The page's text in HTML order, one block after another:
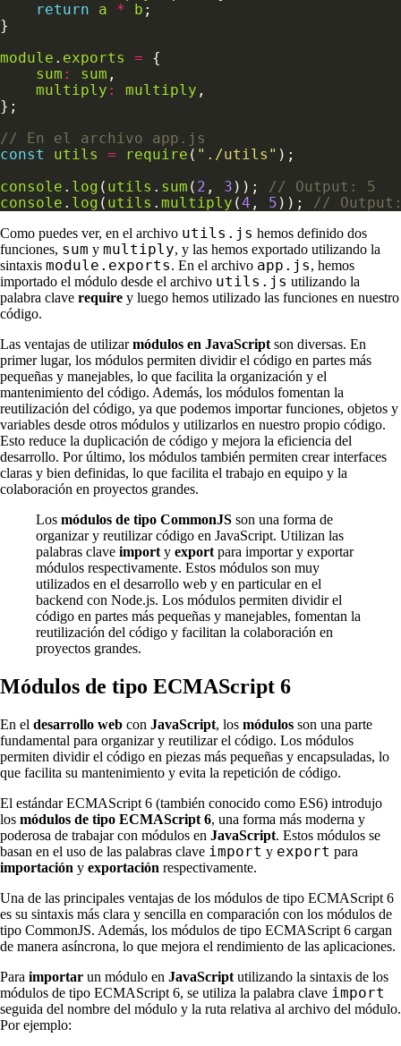
return
a * b
module . exports =
sum : sum
multiply : multiply
const
utils = require ( "./utils"
console . log ( utils . sum ( 2 , 3 ));
console . log ( utils . multiply (4 , 5 ));
Como puedes ver, en el archivo utils.js hemos definido dos
funciones, sum y multiply, y las hemos exportado utilizando la
sintaxis module.exports. En el archivo app.js, hemos
importado el módulo desde el archivo utils.js utilizando la
palabra clave require y luego hemos utilizado las funciones en nuestro
código.
Las ventajas de utilizarmódulos en JavaScript son diversas. En
primer lugar, los módulos permiten dividir el código en partes más
pequeñas y manejables, lo que facilita la organización y el
mantenimiento del código. Además, los módulos fomentan la
reutilización del código, ya que podemos importar funciones, objetos y
variables desde otros módulos y utilizarlos en nuestro propio código.
Esto reduce la duplicación de código y mejora la eficiencia del
desarrollo. Por último, los módulos también permiten crear interfaces
claras y bien definidas, lo que facilita el trabajo en equipo y la
colaboración en proyectos grandes.
Los módulos de tipo CommonJS son una forma de
organizar y reutilizar código en JavaScript. Utilizan las
palabras clave import y export para importar y exportar
módulos respectivamente. Estos módulos son muy
utilizados en el desarrollo web y en particular en el
backend con Node.js. Los módulos permiten dividir el
código en partes más pequeñas y manejables, fomentan la
reutilización del código y facilitan la colaboración en
proyectos grandes.
Módulos de tipo ECMAScript 6
En el desarrollo web con JavaScript, los módulos son una parte
fundamental para organizar y reutilizar el código. Los módulos
permiten dividir el código en piezas más pequeñas y encapsuladas, lo
que facilita su mantenimiento y evita la repetición de código.
El estándar ECMAScript 6 (también conocido como ES6) introdujo
los módulos de tipo ECMAScript 6, una forma más moderna y
poderosa de trabajar con módulos en JavaScript. Estos módulos se
basan en el uso de las palabras clave import y export para
importación y exportación respectivamente.
Una de las principales ventajas de los módulos de tipo ECMAScript 6
es su sintaxis más clara y sencilla en comparación con los módulos de
tipo CommonJS. Además, los módulos de tipo ECMAScript 6 cargan
de manera asíncrona, lo que mejora el rendimiento de las aplicaciones.
Para importar un módulo en JavaScript utilizando la sintaxis de los
módulos de tipo ECMAScript 6, se utiliza la palabra clave import
seguida del nombre del módulo y la ruta relativa al archivo del módulo.
Por ejemplo: